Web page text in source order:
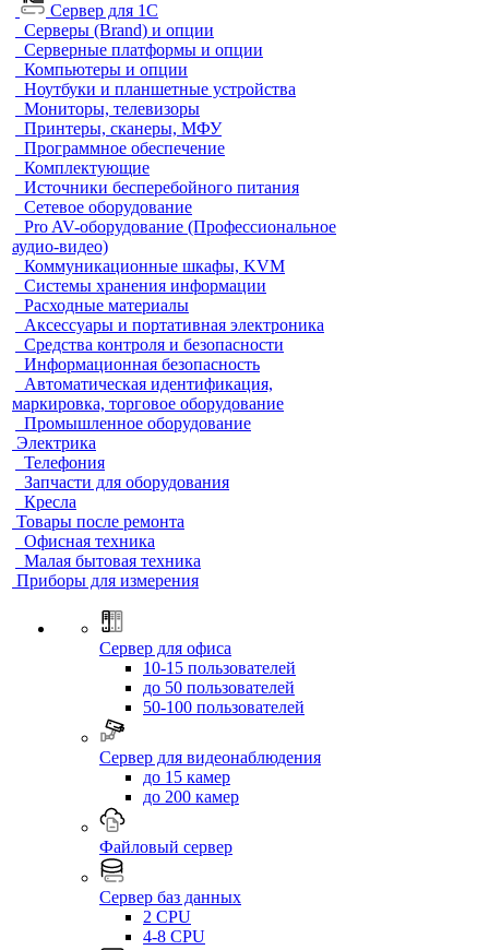
Сервер для 1С
Серверы (Brand) и опции
Серверные платформы и опции
Компьютеры и опции
Ноутбуки и планшетные устройства
Мониторы, телевизоры
Принтеры, сканеры, МФУ
Программное обеспечение
Комплектующие
Источники бесперебойного питания
Сетевое оборудование
Pro AV-оборудование (Профессиональное
аудио-видео)
Коммуникационные шкафы, KVM
Системы хранения информации
Расходные материалы
Аксессуары и портативная электроника
Средства контроля и безопасности
Информационная безопасность
Автоматическая идентификация,
маркировка, торговое оборудование
Промышленное оборудование
Электрика
Телефония
Запчасти для оборудования
Кресла
Товары после ремонта
Офисная техника
Малая бытовая техника
Приборы для измерения
Сервер для офиса
10-15 пользователей
до 50 пользователей
50-100 пользователей
Сервер для видеонаблюдения
до 15 камер
до 200 камер
Файловый сервер
Сервер баз данных
2 CPU
4-8 CPU